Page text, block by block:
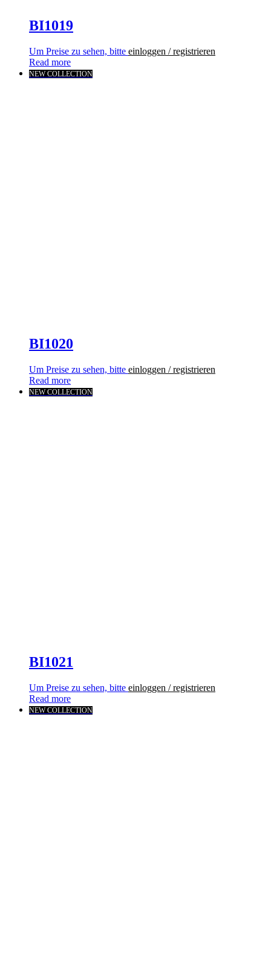
BI1019
Um Preise zu sehen, bitte einloggen / registrieren
Read more
NEW COLLECTION
BI1020
Um Preise zu sehen, bitte einloggen / registrieren
Read more
NEW COLLECTION
BI1021
Um Preise zu sehen, bitte einloggen / registrieren
Read more
NEW COLLECTION